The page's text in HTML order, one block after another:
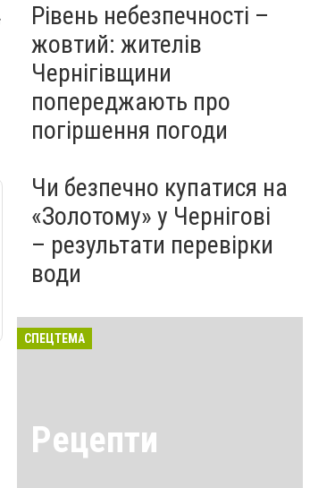
Рівень небезпечності –
жовтий: жителів
Чернігівщини
попереджають про
погіршення погоди
Чи безпечно купатися на
«Золотому» у Чернігові
– результати перевірки
води
СПЕЦТЕМА
Рецепти